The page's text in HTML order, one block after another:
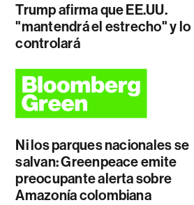
Trump afirma que EE.UU.
"mantendrá el estrecho" y lo
controlará
Ni los parques nacionales se
salvan: Greenpeace emite
preocupante alerta sobre
Amazonía colombiana